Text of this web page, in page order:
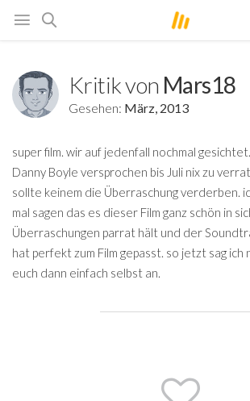
Kritik von Mars18
Gesehen: März, 2013
super film. wir auf jedenfall nochmal
Danny Boyle versprochen bis Juli nix zu
sollte keinem die Überraschung verderben.
mal sagen das es dieser Film ganz schön in
Überraschungen parrat hält und der
hat perfekt zum Film gepasst. so jetzt sag ich
euch dann einfach selbst an.